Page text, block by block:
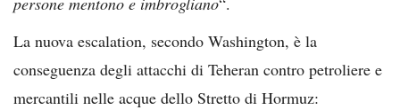
La nuova escalation, secondo Washington, è la
conseguenza degli attacchi di Teheran contro petroliere e
mercantili nelle acque dello Stretto di Hormuz: